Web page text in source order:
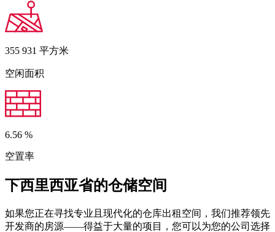
355 931 平方米
空闲面积
6.56 %
空置率
下西里西亚省的仓储空间
如果您正在寻找专业且现代化的仓库出租空间，我们推荐领先
开发商的房源——得益于大量的项目，您可以为您的公司选择